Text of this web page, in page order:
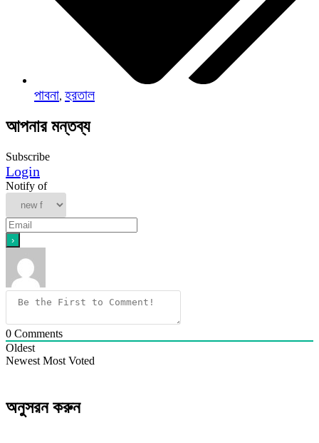
পাবনা, হরতাল
আপনার মন্তব্য
Subscribe
Login
Notify of
0 Comments
Oldest
Newest Most Voted
অনুসরন করুন